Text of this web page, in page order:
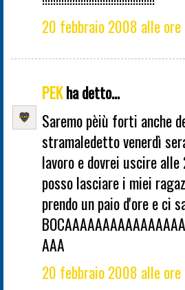
20 febbraio 2008 alle ore
PEKha detto...
Saremo pèiù forti anche
stramaledetto venerdì
lavoro e dovrei uscire alle
posso lasciare i miei
prendo un paio d'ore e ci
AAA
20 febbraio 2008 alle ore